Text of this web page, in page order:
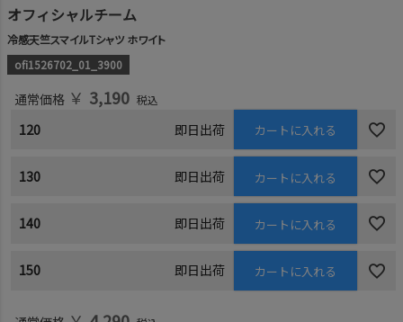
オフィシャルチーム
冷感天竺スマイルTシャツ ホワイト
ofi1526702_01_3900
通常価格 ￥ 3,190 税込
120 即日出荷 カートに入れる
130 即日出荷 カートに入れる
140 即日出荷 カートに入れる
150 即日出荷 カートに入れる